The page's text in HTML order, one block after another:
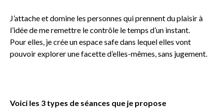
J’attache et domine les personnes quiprennent du plaisir à
l’idée de me remettre le contrôle le temps d’un instant.
Pour elles, je crée un espace safe dans lequel elles vont
pouvoir explorer une facette d’elles-mêmes, sans jugement.
Voici les 3 types de séances que je propose